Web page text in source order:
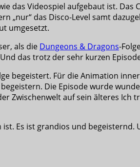
das Videospiel aufgebaut ist.
„nur“ das Disco-Level samt
umgesetzt.
als die Dungeons & Dragons-
das trotz der sehr kurzen
begeistert. Für die Animation
Die Episode wurde
Zwischenwelt auf sein älteres
ist. Es ist grandios und